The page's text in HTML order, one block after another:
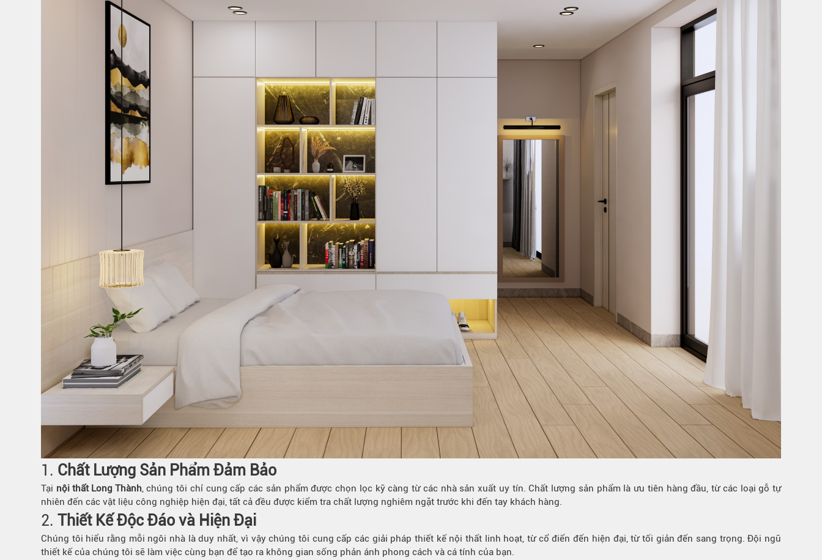
Kệ để chất tẩy rửa
Kệ góc liên hoàn
1. Chất Lượng Sản Phẩm Đảm Bảo
Tại nội thất Long Thành, chúng tôi chỉ cung cấp các sản phẩm được chọn lọc kỹ càng từ các nhà sản xuất uy tín. Chất lượng sản phẩm là ưu tiên hàng đầu, từ các loại gỗ tự
nhiên đến các vật liệu công nghiệp hiện đại, tất cả đều được kiểm tra chất lượng nghiêm ngặt trước khi đến tay khách hàng.
2. Thiết Kế Độc Đáo và Hiện Đại
Chúng tôi hiểu rằng mỗi ngôi nhà là duy nhất, vì vậy chúng tôi cung cấp các giải pháp thiết kế nội thất linh hoạt, từ cổ điển đến hiện đại, từ tối giản đến sang trọng. Đội ngũ
thiết kế của chúng tôi sẽ làm việc cùng bạn để tạo ra không gian sống phản ánh phong cách và cá tính của bạn.